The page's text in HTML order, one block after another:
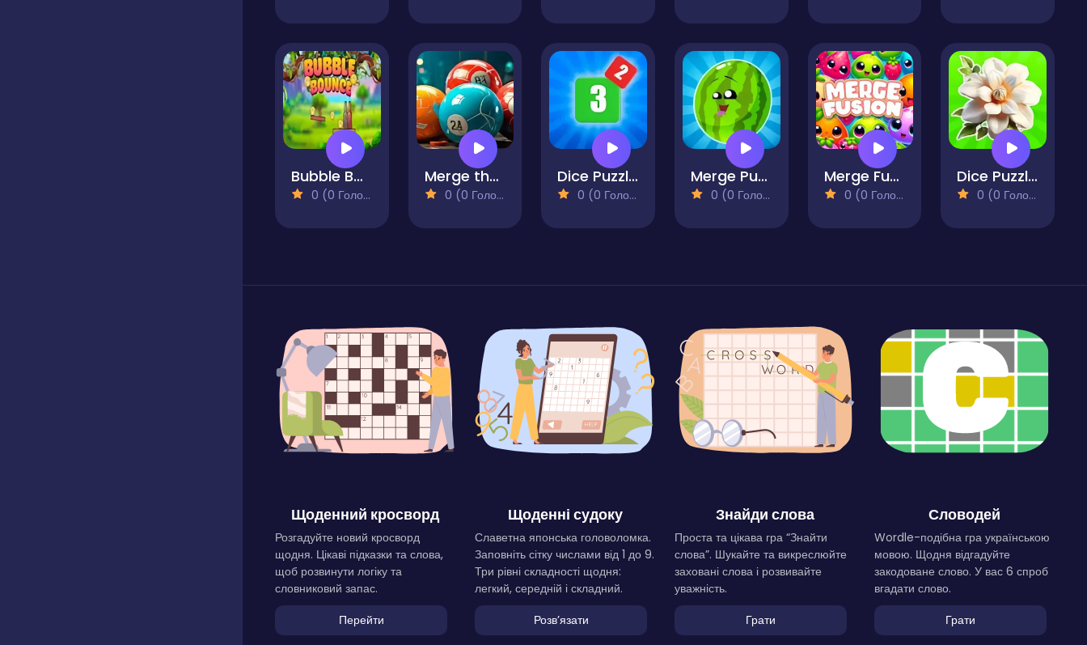
Bubble Bounce
0 (0 Голосів)
Merge the Balls 2048 Billiards!
0 (0 Голосів)
Dice Puzzles!
0 (0 Голосів)
Merge Puzzles Fold the Watermelon!
0 (0 Голосів)
Merge Fusion
0 (0 Голосів)
Dice Puzzles Flowers!
0 (0 Голосів)
Щоденний кросворд
Розгадуйте новий кросворд
щодня. Цікаві підказки та слова,
щоб розвинути логіку та
словниковий запас.
Перейти
Щоденні судоку
Славетна японська головоломка.
Заповніть сітку числами від 1 до 9.
Три рівні складності щодня:
легкий, середній і складний.
Розвʼязати
Знайди слова
Проста та цікава гра “Знайти
слова”. Шукайте та викреслюйте
заховані слова і розвивайте
уважність.
Грати
Словодей
Wordle-подібна гра українською
мовою. Щодня відгадуйте
закодоване слово. У вас 6 спроб
вгадати слово.
Грати